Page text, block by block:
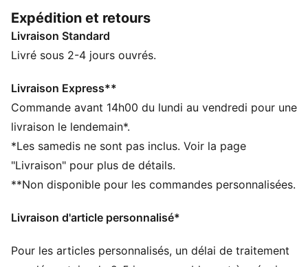
F. Stead mise sur son savoir-faire d’exception pour
créer des produits en suède haut de gamme. Pour
cette nouvelle version, la PUMA Suede bénéficie d’un
fleur, une bande PUMA Formstrip en cuir sur le côté et
une étiquette CFS personnalisée en suède.
CARACTÉRISTIQUES + AVANTAGES
pour offrir un amorti doux grâce à son talon ultra-
épais
DÉTAILS
Bout : Arrondi
Doublure : en synthétique
Expédition et retours
Livraison Standard
Livré sous 2-4 jours ouvrés.
Livraison Express**
Commande avant 14h00 du lundi au vendredi pour une
livraison le lendemain*.
*Les samedis ne sont pas inclus. Voir la page
"Livraison" pour plus de détails.
**Non disponible pour les commandes personnalisées.
Livraison d'article personnalisé*
Pour les articles personnalisés, un délai de traitement